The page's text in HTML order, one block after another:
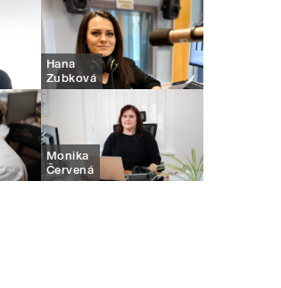
Hana
Zubková
Monika
Červená